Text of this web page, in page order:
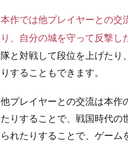
本作では他プレイヤーとの交
り、自分の城を守って反撃し
隊と対戦して段位を上げたり
りすることもできます。
他プレイヤーとの交流は本作
たりすることで、戦国時代の
られたりすることで、ゲーム